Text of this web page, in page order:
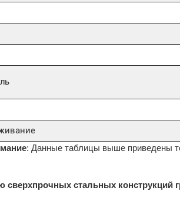
: Данные таблицы выше приведены
сверхпрочных стальных конструкций